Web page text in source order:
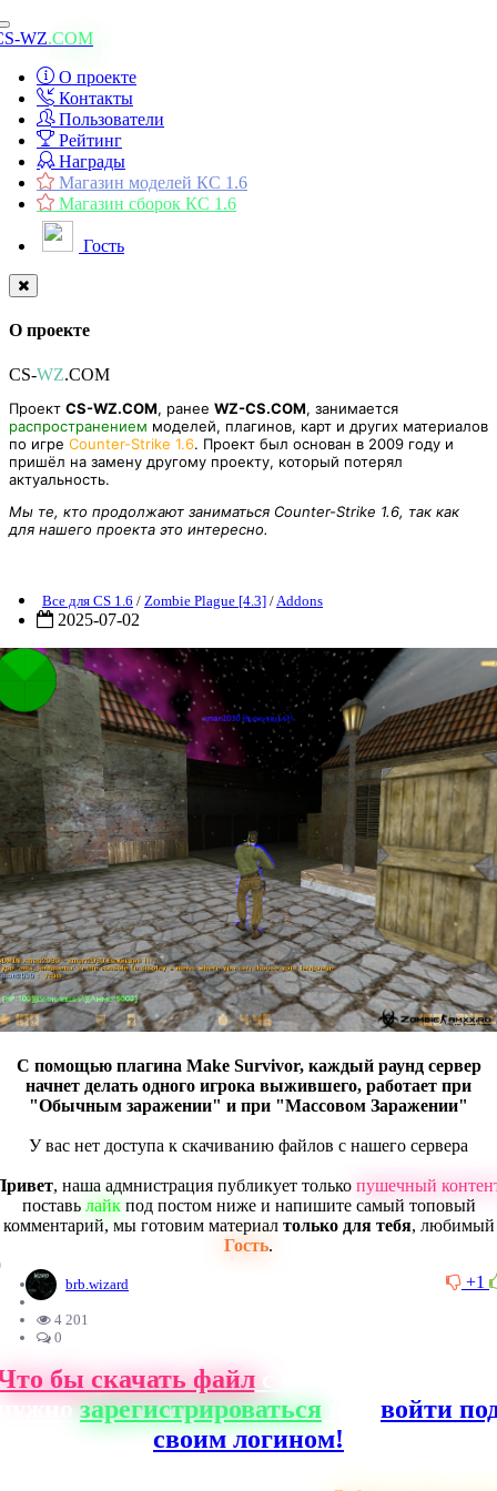
Toggle
navigation
WZ.COM
О проекте
Контакты
Пользователи
Рейтинг
Награды
Магазин моделей КС 1.6
Магазин сборок КС 1.6
Гость
О проекте
CS-WZ.COM
Проект CS-WZ.COM, ранее WZ-CS.COM, занимается
распространением моделей, плагинов, карт и других материалов
по игре Counter-Strike 1.6. Проект был основан в 2009 году и
пришёл на замену другому проекту, который потерял
актуальность.
Мы те, кто продолжают заниматься Counter-Strike 1.6, так как
для нашего проекта это интересно.
Все для CS 1.6 / Zombie Plague [4.3] / Addons
2025-07-02
С помощью плагина Make Survivor, каждый раунд сервер
начнет делать одного игрока выжившего, работает при
"Обычным заражении" и при "Массовом Заражении"
У вас нет доступа к скачиванию файлов с нашего сервера
, наша адмнистрация публикует только пушечный
поставь лайкпод постом ниже и напишите самый топовый
комментарий, мы готовим материал только для тебя, любимый
Гость.
+1
brb.wizard
4 201
0
бы скачать файлс нашего сайта,
зарегистрироваться
войти
своим логином!